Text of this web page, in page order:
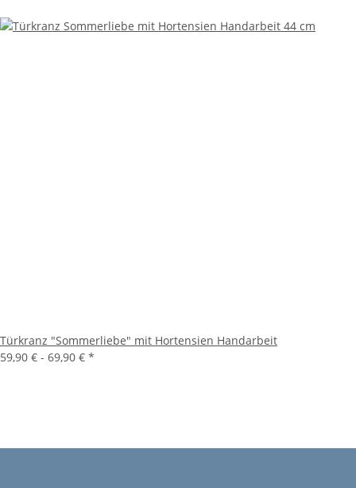
Türkranz "Sommerliebe" mit Hortensien Handarbeit
59,90 € - 69,90 € *